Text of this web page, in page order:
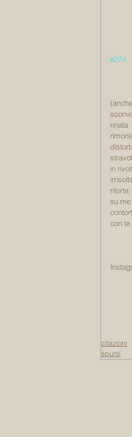
#274
rinata
in
ritorta
su
con te
citazioni
spunti